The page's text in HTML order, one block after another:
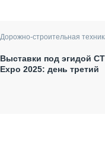
Дорожно-строительная
Выставки под эгидой
Expo 2025: день третий